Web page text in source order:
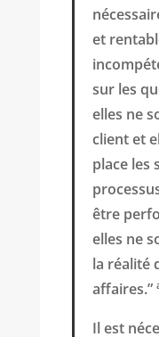
et
sur les
elles ne
client et
place les
être
elles ne
la réalité
affaires.”
Il est